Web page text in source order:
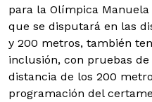
para la Olímpica Manuela
que se disputará en las
y 200 metros, también
inclusión, con pruebas
distancia de los 200
programación del